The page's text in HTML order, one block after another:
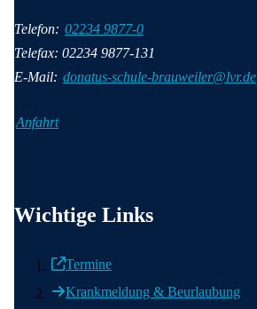
Telefon: 02234 9877-0
Telefax: 02234 9877-131
E-Mail: donatus-schule-brauweiler@lvr.de
Anfahrt
Wichtige Links
Termine
Krankmeldung & Beurlaubung